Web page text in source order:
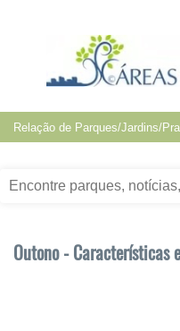
Outono - Características